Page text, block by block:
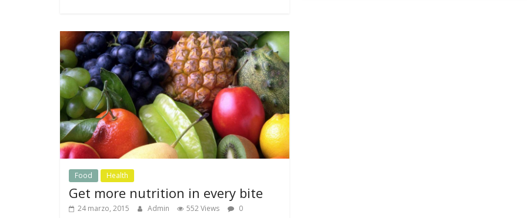
Food Health
Get more nutrition in every bite
24 marzo, 2015 Admin 552 Views
0